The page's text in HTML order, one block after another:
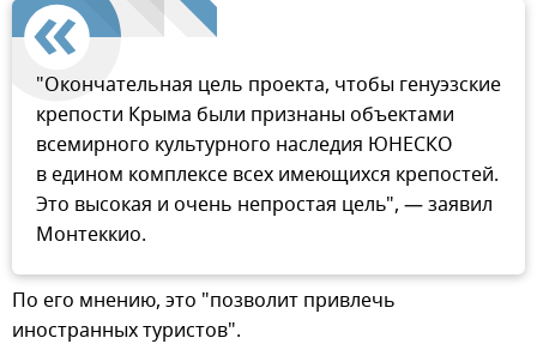
"Окончательная цель проекта, чтобы генуэзские
крепости Крыма были признаны объектами
всемирного культурного наследия ЮНЕСКО
в едином комплексе всех имеющихся крепостей.
Это высокая и очень непростая цель", — заявил
Монтеккио.
По его мнению, это "позволит привлечь
иностранных туристов".